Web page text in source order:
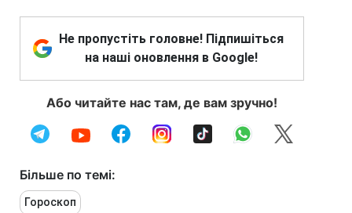
Не пропустіть головне! Підпишіться
на наші оновлення в Google!
Або читайте нас там, де вам зручно!
Більше по темі:
Гороскоп